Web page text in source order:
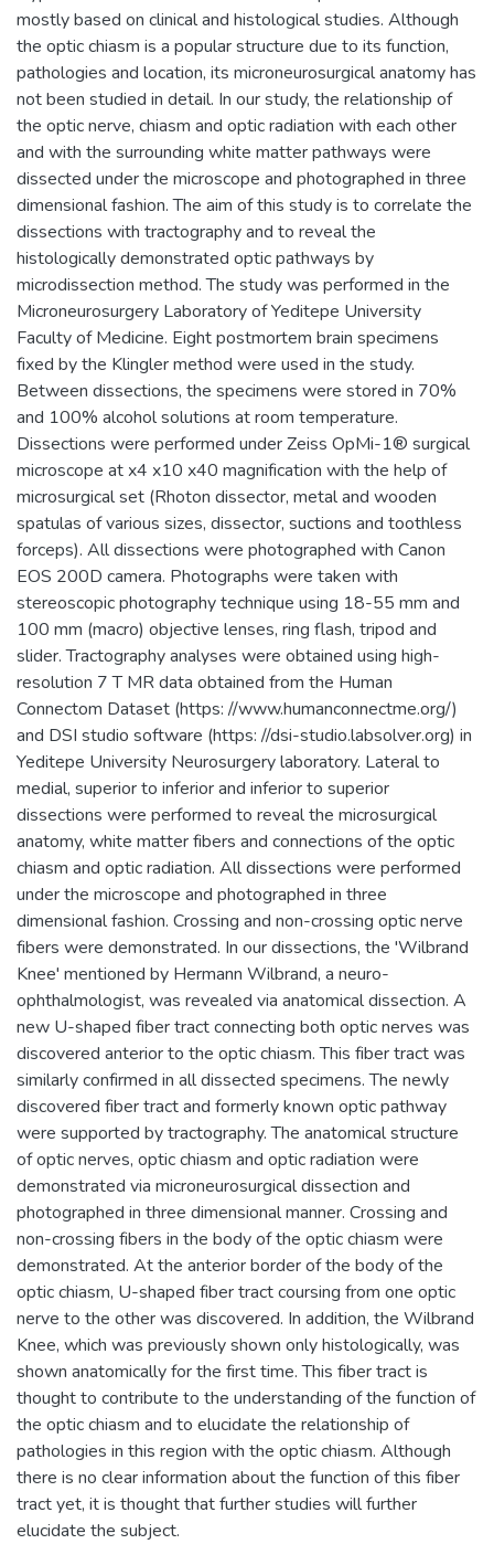
mostly based on clinical and histological studies. Although
the optic chiasm is a popular structure due to its function,
pathologies and location, its microneurosurgical anatomy has
not been studied in detail. In our study, the relationship of
the optic nerve, chiasm and optic radiation with each other
and with the surrounding white matter pathways were
dissected under the microscope and photographed in three
dimensional fashion. The aim of this study is to correlate the
dissections with tractography and to reveal the
histologically demonstrated optic pathways by
microdissection method. The study was performed in the
Microneurosurgery Laboratory of Yeditepe University
Faculty of Medicine. Eight postmortem brain specimens
fixed by the Klingler method were used in the study.
Between dissections, the specimens were stored in 70%
and 100% alcohol solutions at room temperature.
Dissections were performed under Zeiss OpMi-1® surgical
microscope at x4 x10 x40 magnification with the help of
microsurgical set (Rhoton dissector, metal and wooden
spatulas of various sizes, dissector, suctions and toothless
forceps). All dissections were photographed with Canon
EOS 200D camera. Photographs were taken with
stereoscopic photography technique using 18-55 mm and
100 mm (macro) objective lenses, ring flash, tripod and
slider. Tractography analyses were obtained using high-
resolution 7 T MR data obtained from the Human
Connectom Dataset (https: //www.humanconnectme.org/)
and DSI studio software (https: //dsi-studio.labsolver.org) in
Yeditepe University Neurosurgery laboratory. Lateral to
medial, superior to inferior and inferior to superior
dissections were performed to reveal the microsurgical
anatomy, white matter fibers and connections of the optic
chiasm and optic radiation. All dissections were performed
under the microscope and photographed in three
dimensional fashion. Crossing and non-crossing optic nerve
fibers were demonstrated. In our dissections, the 'Wilbrand
Knee' mentioned by Hermann Wilbrand, a neuro-
ophthalmologist, was revealed via anatomical dissection. A
new U-shaped fiber tract connecting both optic nerves was
discovered anterior to the optic chiasm. This fiber tract was
similarly confirmed in all dissected specimens. The newly
discovered fiber tract and formerly known optic pathway
were supported by tractography. The anatomical structure
of optic nerves, optic chiasm and optic radiation were
demonstrated via microneurosurgical dissection and
photographed in three dimensional manner. Crossing and
non-crossing fibers in the body of the optic chiasm were
demonstrated. At the anterior border of the body of the
optic chiasm, U-shaped fiber tract coursing from one optic
nerve to the other was discovered. In addition, the Wilbrand
Knee, which was previously shown only histologically, was
shown anatomically for the first time. This fiber tract is
thought to contribute to the understanding of the function of
the optic chiasm and to elucidate the relationship of
pathologies in this region with the optic chiasm. Although
there is no clear information about the function of this fiber
tract yet, it is thought that further studies will further
elucidate the subject.